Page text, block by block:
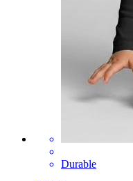
Durable